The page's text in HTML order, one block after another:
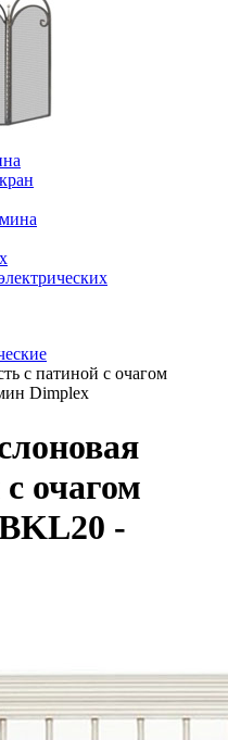
с патиной с очагом
Dimplex
очагом
-